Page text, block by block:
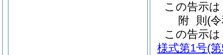
この告示
附 則 (
この告示
様式第1号(